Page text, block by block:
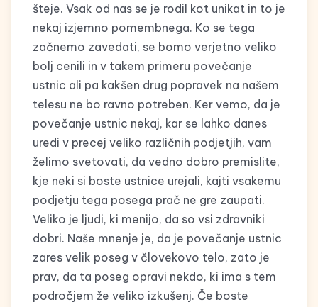
šteje. Vsak od nas se je rodil kot unikat in to je
nekaj izjemno pomembnega. Ko se tega
začnemo zavedati, se bomo verjetno veliko
bolj cenili in v takem primeru povečanje
ustnic ali pa kakšen drug popravek na našem
telesu ne bo ravno potreben. Ker vemo, da je
povečanje ustnic nekaj, kar se lahko danes
uredi v precej veliko različnih podjetjih, vam
želimo svetovati, da vedno dobro premislite,
kje neki si boste ustnice urejali, kajti vsakemu
podjetju tega posega prač ne gre zaupati.
Veliko je ljudi, ki menijo, da so vsi zdravniki
dobri. Naše mnenje je, da je povečanje ustnic
zares velik poseg v človekovo telo, zato je
prav, da ta poseg opravi nekdo, ki ima s tem
področjem že veliko izkušenj. Če boste